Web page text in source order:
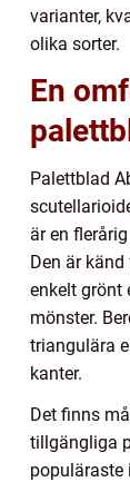
varianter,
olika sorter.
En
Palettblad
är en
Den är
enkelt grönt
mönster.
triangulära
kanter.
Det finns
tillgängliga
populäraste